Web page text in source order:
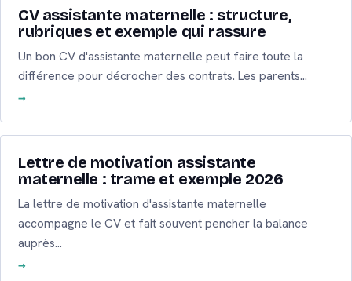
CV assistante maternelle : structure,
rubriques et exemple qui rassure
Un bon CV d'assistante maternelle peut faire toute la
différence pour décrocher des contrats. Les parents…
Lettre de motivation assistante
maternelle : trame et exemple 2026
La lettre de motivation d'assistante maternelle
accompagne le CV et fait souvent pencher la balance
auprès…